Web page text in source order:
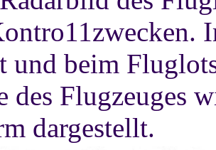
und beim
des Flugzeuges
dargestellt.